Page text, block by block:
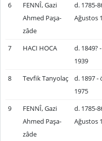
6
FENNÎ, Gazi
Ahmed Paşa-
zâde
d. 1785-
Ağustos
7 HACI HOCA
d. 1849?
1939
8 Tevfik Tanyolaç
d. 1897 -
1975
9
FENNÎ, Gazi
Ahmed Paşa-
zâde
d. 1785-
Ağustos